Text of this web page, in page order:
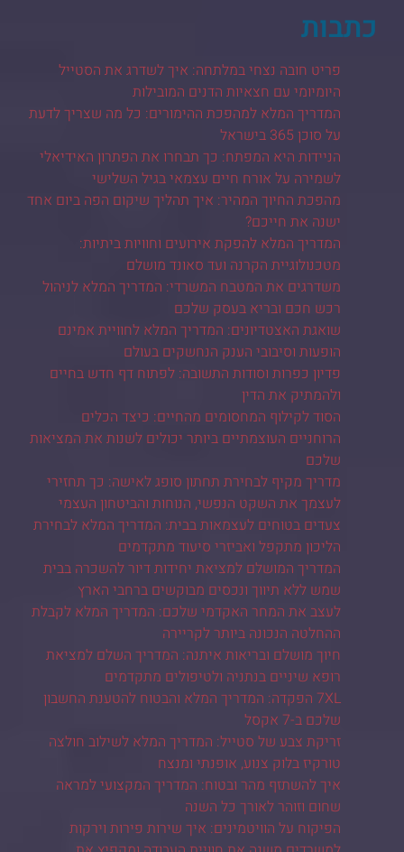
כתבות
פריט חובה נצחי במלתחה: איך לשדרג את הסטייל
היומיומי עם חצאיות הדנים המובילות
המדריך המלא למהפכת ההימורים: כל מה שצריך לדעת
על סוכן 365 בישראל
הניידות היא המפתח: כך תבחרו את הפתרון האידיאלי
לשמירה על אורח חיים עצמאי בגיל השלישי
מהפכת החיוך המהיר: איך תהליך שיקום הפה ביום אחד
ישנה את חייכם?
המדריך המלא להפקת אירועים וחוויות ביתיות:
מטכנולוגיית הקרנה ועד סאונד מושלם
משדרגים את המטבח המשרדי: המדריך המלא לניהול
רכש חכם ובריא בעסק שלכם
שואגת האצטדיונים: המדריך המלא לחוויית אמינם
הופעות וסיבובי הענק הנחשקים בעולם
פדיון כפרות וסודות התשובה: לפתוח דף חדש בחיים
ולהמתיק את הדין
הסוד לקילוף המחסומים מהחיים: כיצד הכלים
הרוחניים העוצמתיים ביותר יכולים לשנות את המציאות
שלכם
מדריך מקיף לבחירת תחתון סופג לאישה: כך תחזירי
לעצמך את השקט הנפשי, הנוחות והביטחון העצמי
צעדים בטוחים לעצמאות בבית: המדריך המלא לבחירת
הליכון מתקפל ואביזרי סיעוד מתקדמים
המדריך המושלם למציאת יחידות דיור להשכרה בבית
שמש ללא תיווך ונכסים מבוקשים ברחבי הארץ
לעצב את המחר האקדמי שלכם: המדריך המלא לקבלת
ההחלטה הנכונה ביותר לקריירה
חיוך מושלם ובריאות איתנה: המדריך השלם למציאת
רופא שיניים בנתניה ולטיפולים מתקדמים
7XL הפקדה: המדריך המלא והבטוח להטענת החשבון
שלכם ב-7 אקסל
זריקת צבע של סטייל: המדריך המלא לשילוב חולצה
טורקיז בלוק צנוע, אופנתי ומנצח
איך להשתזף מהר ובטוח: המדריך המקצועי למראה
שחום וזוהר לאורך כל השנה
הפיקוח על הוויטמינים: איך שירות פירות וירקות